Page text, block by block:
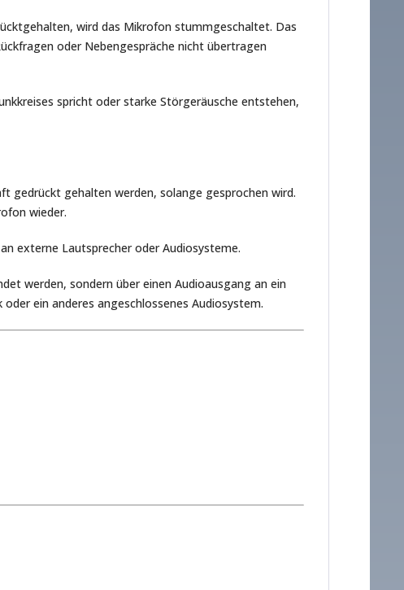
wird das Mikrofon stummgeschaltet. Das
oder Nebengespräche nicht übertragen
spricht oder starke Störgeräusche entstehen,
gedrückt gehalten werden, solange gesprochen wird.
wieder.
externe Lautsprecher oder Audiosysteme.
werden, sondern über einen Audioausgang an ein
ein anderes angeschlossenes Audiosystem.